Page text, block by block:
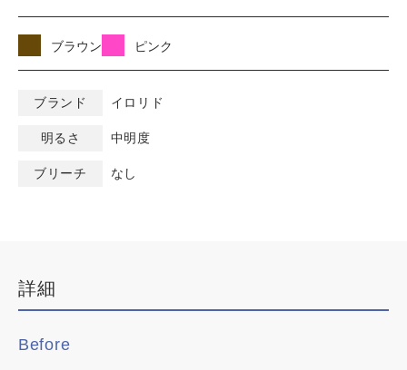
マット/グリーン
レッド
オレンジ
バイオレット/パープ
イエロー/ホワイト
ブラウン ピンク
ブランド イロリド
明るさ 中明度
ブリーチ なし
詳細
Before